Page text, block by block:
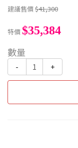
建議售價$41,300
特價$35,384
數量
- +